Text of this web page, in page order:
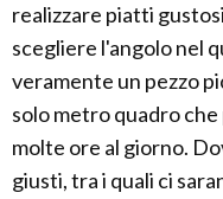
realizzare piatti
scegliere l'angolo nel
veramente un pezzo
solo metro quadro
molte ore al giorno.
giusti, tra i quali ci